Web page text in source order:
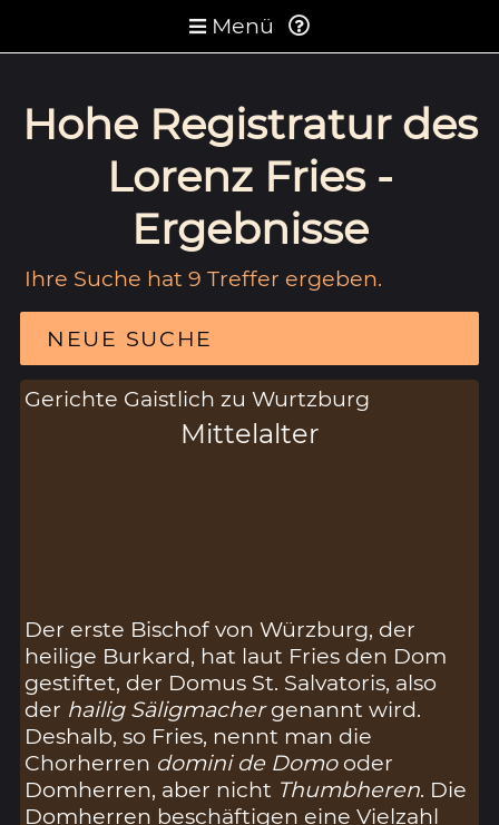
Menü
Hohe Registratur des
Lorenz Fries -
Ergebnisse
Ihre Suche hat 9 Treffer ergeben.
NEUE SUCHE
Gerichte Gaistlich zu Wurtzburg
Mittelalter
Der erste Bischof von Würzburg, der
heilige Burkard, hat laut Fries den Dom
gestiftet, der Domus St. Salvatoris, also
der hailig Säligmachergenannt wird.
Deshalb, so Fries, nennt man die
Chorherren domini de Domooder
Domherren, aber nicht Thumbheren. Die
Domherren beschäftigen eine Vielzahl